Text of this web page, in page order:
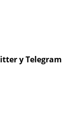
y Telegram